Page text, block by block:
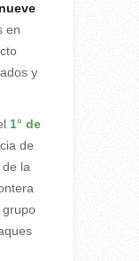
en
y
1° de
de
la